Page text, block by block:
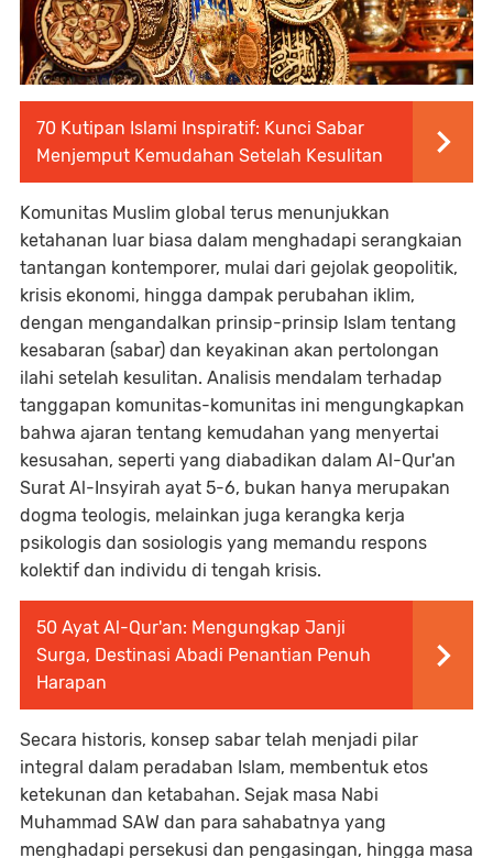
70 Kutipan Islami Inspiratif: Kunci Sabar
Menjemput Kemudahan Setelah Kesulitan
Komunitas Muslim global terus menunjukkan
ketahanan luar biasa dalam menghadapi serangkaian
tantangan kontemporer, mulai dari gejolak geopolitik,
krisis ekonomi, hingga dampak perubahan iklim,
dengan mengandalkan prinsip-prinsip Islam tentang
kesabaran (sabar) dan keyakinan akan pertolongan
ilahi setelah kesulitan. Analisis mendalam terhadap
tanggapan komunitas-komunitas ini mengungkapkan
bahwa ajaran tentang kemudahan yang menyertai
kesusahan, seperti yang diabadikan dalam Al-Qur'an
Surat Al-Insyirah ayat 5-6, bukan hanya merupakan
dogma teologis, melainkan juga kerangka kerja
psikologis dan sosiologis yang memandu respons
kolektif dan individu di tengah krisis.
50 Ayat Al-Qur'an: Mengungkap Janji
Surga, Destinasi Abadi Penantian Penuh
Harapan
Secara historis, konsep sabar telah menjadi pilar
integral dalam peradaban Islam, membentuk etos
ketekunan dan ketabahan. Sejak masa Nabi
Muhammad SAW dan para sahabatnya yang
menghadapi persekusi dan pengasingan, hingga masa